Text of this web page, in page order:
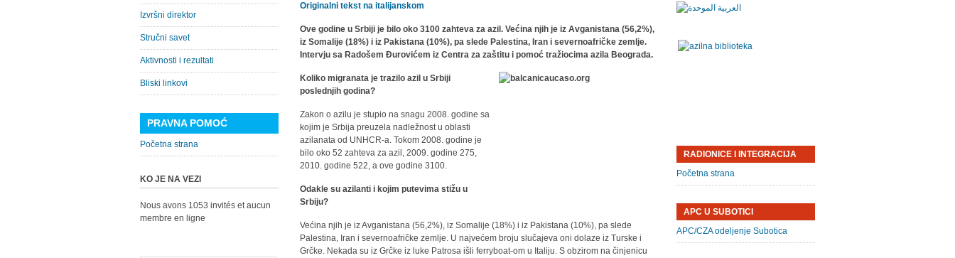
Originalni tekst na italijanskom
Ove godine u Srbiji je bilo oko 3100 zahteva za azil. Većina njih je iz Avganistana (56,2%),
iz Somalije (18%) i iz Pakistana (10%), pa slede Palestina, Iran i severnoafričke zemlje.
Intervju sa Radošem Đurovićem iz Centra za zaštitu i pomoć tražiocima azila Beograda.
Koliko migranata je trazilo azil u Srbiji
poslednjih godina?
Zakon o azilu je stupio na snagu 2008. godine sa
kojim je Srbija preuzela nadležnost u oblasti
azilanata od UNHCR-a. Tokom 2008. godine je
bilo oko 52 zahteva za azil, 2009. godine 275,
2010. godine 522, a ove godine 3100.
Odakle su azilanti i kojim putevima stižu u
Srbiju?
Većina njih je iz Avganistana (56,2%), iz Somalije (18%) i iz Pakistana (10%), pa slede
Palestina, Iran i severnoafričke zemlje. U najvećem broju slučajeva oni dolaze iz Turske i
Grčke. Nekada su iz Grčke iz luke Patrosa išli ferryboat-om u Italiju. S obzirom na činjenicu
Izvršni direktor
Stručni savet
Aktivnosti i rezultati
Bliski linkovi
PRAVNA POMOĆ
Početna strana
KO JE NA VEZI
Nous avons 1053 invités et aucun
membre en ligne
RADIONICE I INTEGRACIJA
Početna strana
APC U SUBOTICI
APC/CZA odeljenje Subotica